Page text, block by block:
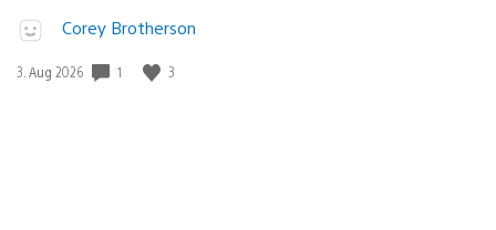
Corey Brotherson
Veröffentlichungsdatum:
3. Aug 2026 1 3